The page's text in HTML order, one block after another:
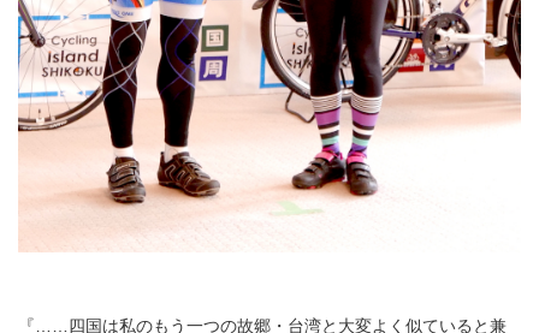
『……四国は私のもう一つの故郷・台湾と大変よく似ていると兼